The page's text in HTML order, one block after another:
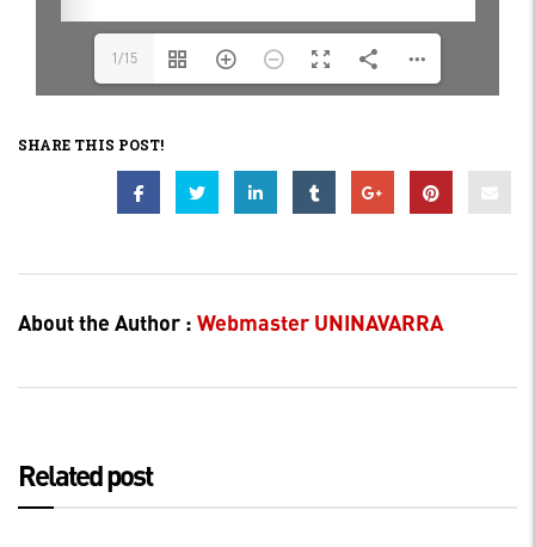
1/15
SHARE THIS POST!
About the Author : Webmaster UNINAVARRA
Related post